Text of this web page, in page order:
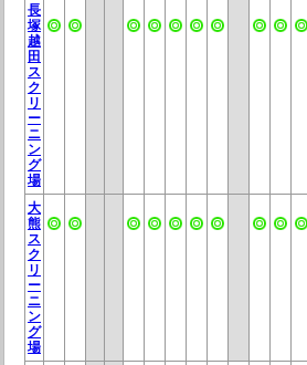
長
塚
越
田
ス
ク
リ
ー
ニ
ン
グ
場
大
熊
ス
ク
リ
ー
ニ
ン
グ
場